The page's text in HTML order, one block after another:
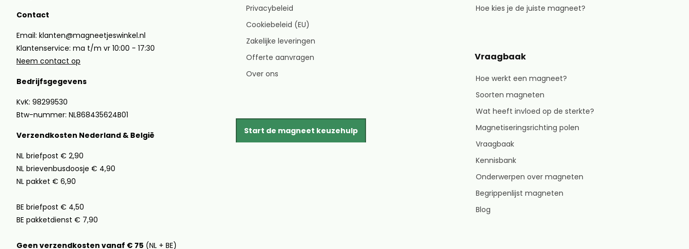
Contact
Email: klanten@magneetjeswinkel.nl
Klantenservice: ma t/m vr 10:00 - 17:30
Neem contact op
Bedrijfsgegevens
KvK: 98299530
Btw-nummer: NL868435624B01
Verzendkosten Nederland & België
NL briefpost € 2,90
NL brievenbusdoosje € 4,90
NL pakket € 6,90
BE briefpost € 4,50
BE pakketdienst € 7,90
Geen verzendkosten vanaf € 75 (NL + BE)
Privacybeleid
Cookiebeleid (EU)
Zakelijke leveringen
Offerte aanvragen
Over ons
Start de magneet keuzehulp
Hoe kies je de juiste magneet?
Vraagbaak
Hoe werkt een magneet?
Soorten magneten
Wat heeft invloed op de sterkte?
Magnetiseringsrichting polen
Vraagbaak
Kennisbank
Onderwerpen over magneten
Begrippenlijst magneten
Blog